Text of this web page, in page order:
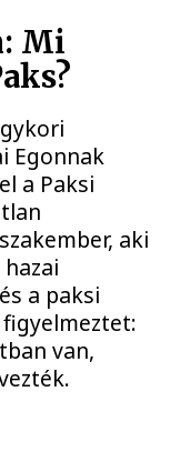
Mi
Egonnak
a Paksi
aki
a paksi
van,